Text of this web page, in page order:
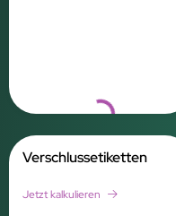
Loading...
Verschlussetiketten
Jetzt kalkulieren